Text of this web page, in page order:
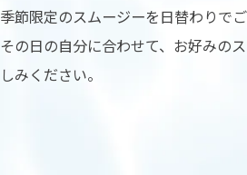
季節限定のスムージーを日替わりで
その日の自分に合わせて、お好みの
しみください。